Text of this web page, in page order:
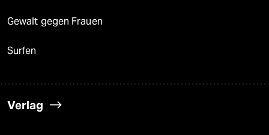
Gewalt gegen Frauen
Surfen
Verlag